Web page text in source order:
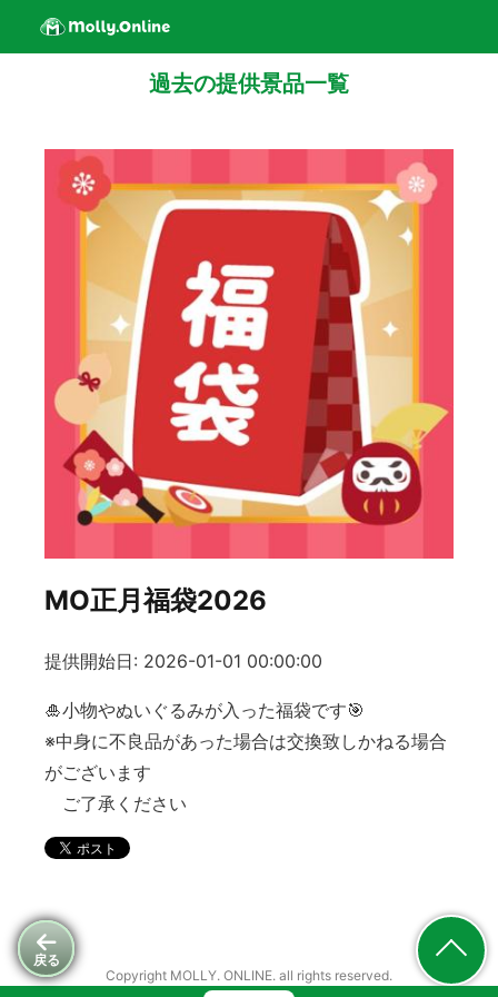
戻る
過去の提供景品一覧
MO正月福袋2026
提供開始日: 2026-01-01 00:00:00
🎍小物やぬいぐるみが入った福袋です🎯
※中身に不良品があった場合は交換致しかねる場合
がございます
ご了承ください
Copyright MOLLY. ONLINE. all rights reserved.